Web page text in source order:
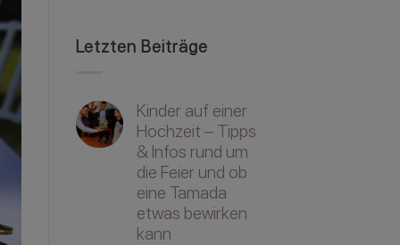
Letzten Beiträge
Kinder auf einer
Hochzeit – Tipps
& Infos rund um
die Feier und ob
eine Tamada
etwas bewirken
kann